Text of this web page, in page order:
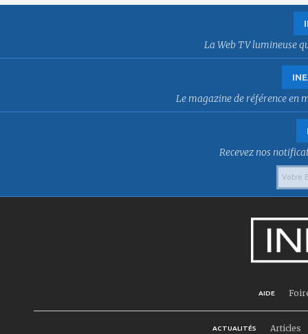
La Web TV lumineuse
Le magazine de référence en
Recevez nos
AIDE
ACTUALITÉS Articles